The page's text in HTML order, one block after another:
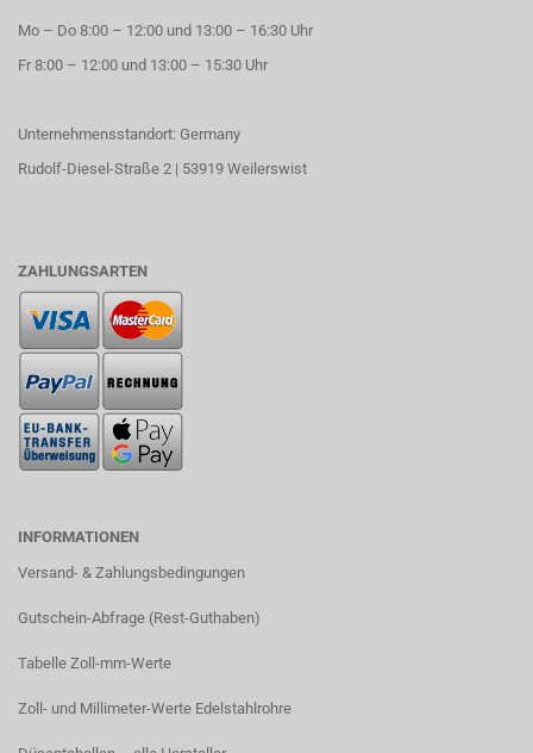
Mo – Do 8:00 – 12:00 und 13:00 – 16:30 Uhr
Fr 8:00 – 12:00 und 13:00 – 15:30 Uhr
Unternehmensstandort: Germany
Rudolf-Diesel-Straße 2 | 53919 Weilerswist
ZAHLUNGSARTEN
INFORMATIONEN
Versand- & Zahlungsbedingungen​
Gutschein-Abfrage (Rest-Guthaben)
Tabelle Zoll-mm-Werte
Zoll- und Millimeter-Werte Edelstahlrohre